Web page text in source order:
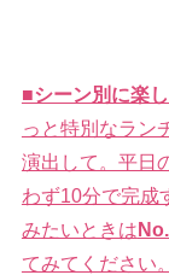
■シーン別に楽
っと特別なラン
演出して。平日
わず10分で完成
みたいときは
てみてください